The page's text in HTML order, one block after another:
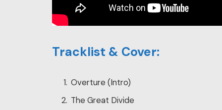
Tracklist & Cover:
Overture (Intro)
The Great Divide